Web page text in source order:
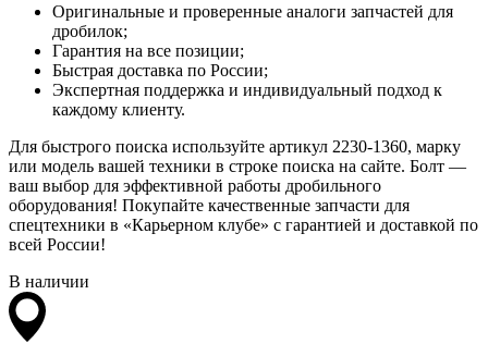
Оригинальные и проверенные аналоги запчастей для
дробилок;
Гарантия на все позиции;
Быстрая доставка по России;
Экспертная поддержка и индивидуальный подход к
каждому клиенту.
Для быстрого поиска используйте артикул 2230-1360, марку
или модель вашей техники в строке поиска на сайте. Болт —
ваш выбор для эффективной работы дробильного
оборудования! Покупайте качественные запчасти для
спецтехники в «Карьерном клубе» с гарантией и доставкой по
всей России!
В наличии